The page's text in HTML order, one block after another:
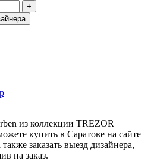
+
из коллекции TREZOR
купить в Саратове на сайте
заказать выезд дизайнера,
на заказ.